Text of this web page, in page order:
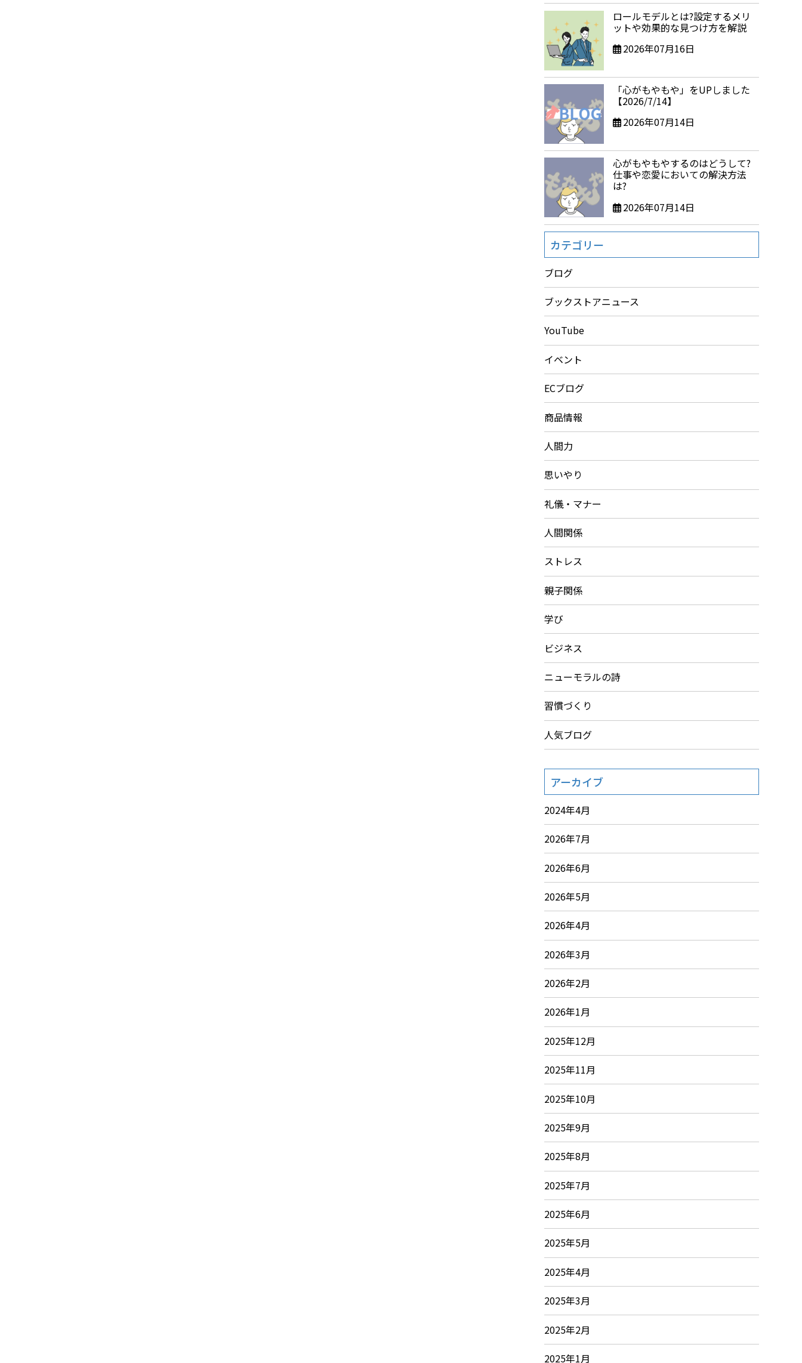
ロールモデルとは?設定するメリ
ットや効果的な見つけ方を解説
2026年07月16日
「心がもやもや」をUPしました
【2026/7/14】
2026年07月14日
心がもやもやするのはどうして?
仕事や恋愛においての解決方法
は?
2026年07月14日
カテゴリー
ブログ
ブックストアニュース
YouTube
イベント
ECブログ
商品情報
人間力
思いやり
礼儀・マナー
人間関係
ストレス
親子関係
学び
ビジネス
ニューモラルの詩
習慣づくり
人気ブログ
アーカイブ
2024年4月
2026年7月
2026年6月
2026年5月
2026年4月
2026年3月
2026年2月
2026年1月
2025年12月
2025年11月
2025年10月
2025年9月
2025年8月
2025年7月
2025年6月
2025年5月
2025年4月
2025年3月
2025年2月
2025年1月